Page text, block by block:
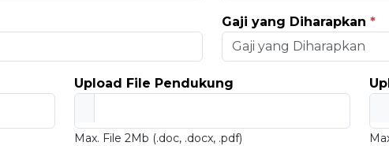
Gaji yang Diharapkan *
Upload File Pendukung
Max. File 2Mb (.doc, .docx, .pdf)